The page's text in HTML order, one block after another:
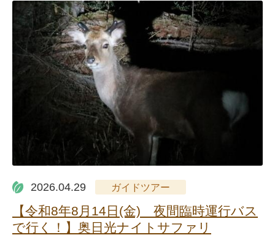
2026.04.29 ガイドツアー
【令和8年8月14日(金) 夜間臨時運行バス
で行く！】奥日光ナイトサファリ